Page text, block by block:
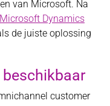
van Microsoft. Na
Microsoft Dynamics
de juiste oplossing
customer